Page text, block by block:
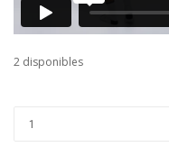
2 disponibles
JERSEY